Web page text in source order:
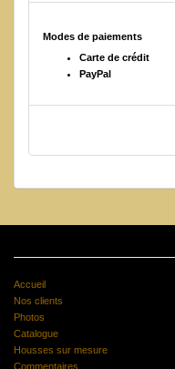
Modes de paiements
Carte de crédit
PayPal
Accueil
Nos clients
Photos
Catalogue
Housses sur mesure
Commentaires